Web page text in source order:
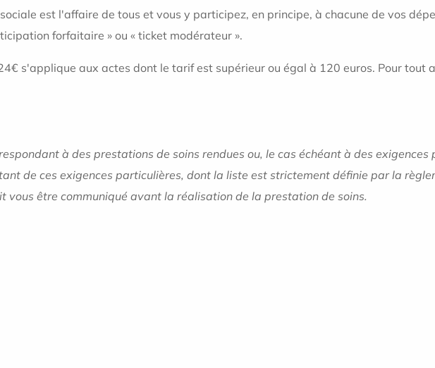
est l'affaire de tous et vous y participez, en principe, à chacune de vos
forfaitaire » ou « ticket modérateur ».
s'applique aux actes dont le tarif est supérieur ou égal à 120 euros. Pour tout
à des prestations de soins rendues ou, le cas échéant à des
de ces exigences particulières, dont la liste est strictement définie par la
vous être communiqué avant la réalisation de la prestation de soins.